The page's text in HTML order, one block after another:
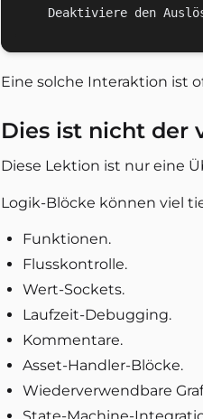
Eine solche Interaktion ist
Dies ist nicht der
Diese Lektion ist nur eine
Logik-Blöcke können viel
Funktionen.
Flusskontrolle.
Wert-Sockets.
Laufzeit-Debugging.
Kommentare.
Asset-Handler-Blöcke.
Wiederverwendbare